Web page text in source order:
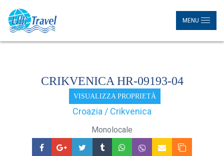
MENU
CRIKVENICA HR-09193-04
VISUALIZZA PROPRIETÀ
Croazia / Crikvenica
Monolocale